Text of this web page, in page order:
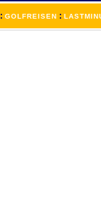
: GOLFREISEN :